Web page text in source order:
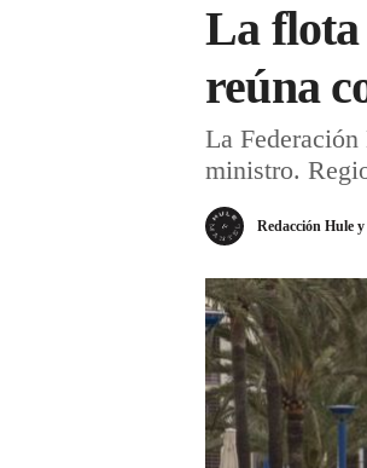
La flota
reúna
La Federación
ministro.
Redacción Hule